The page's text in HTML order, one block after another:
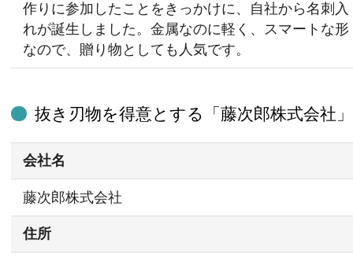
作りに参加したことをきっかけに、自社から名刺入
れが誕生しました。金属なのに軽く、スマートな形
なので、贈り物としても人気です。
抜き刃物を得意とする「藤次郎株式会社」
会社名
藤次郎株式会社
住所